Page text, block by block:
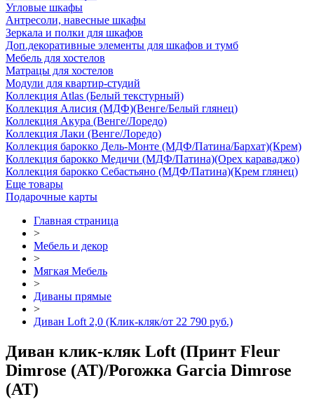
Угловые шкафы
Антресоли, навесные шкафы
Зеркала и полки для шкафов
Доп.декоративные элементы для шкафов и тумб
Мебель для хостелов
Матрацы для хостелов
Модули для квартир-студий
Коллекция Atlas (Белый текстурный)
Коллекция Алисия (МДФ)(Венге/Белый глянец)
Коллекция Акура (Венге/Лоредо)
Коллекция Лаки (Венге/Лоредо)
Коллекция барокко Дель-Монте (МДФ/Патина/Бархат)(Крем)
Коллекция барокко Медичи (МДФ/Патина)(Орех караваджо)
Коллекция барокко Себастьяно (МДФ/Патина)(Крем глянец)
Еще товары
Подарочные карты
Главная страница
>
Мебель и декор
>
Мягкая Мебель
>
Диваны прямые
>
Диван Loft 2,0 (Клик-кляк/от 22 790 руб.)
Диван клик-кляк Loft (Принт Fleur
Dimrose (AT)/Рогожка Garcia Dimrose
(AT)